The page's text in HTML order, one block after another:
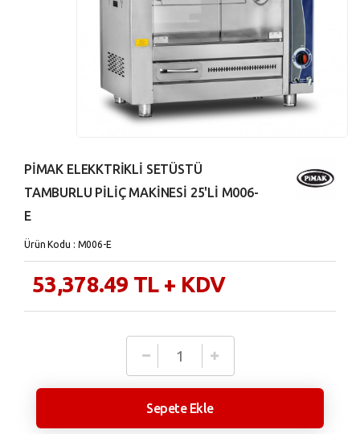
PİMAK ELEKKTRİKLİ SETÜSTÜ
TAMBURLU PİLİÇ MAKİNESİ 25'Lİ M006-
E
Ürün Kodu : M006-E
53,378.49 TL + KDV
Sepete Ekle